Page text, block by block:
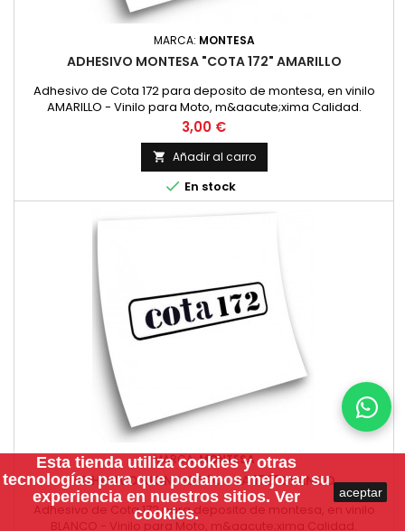
MARCA: MONTESA
ADHESIVO MONTESA "COTA 172" AMARILLO
Adhesivo de Cota 172 para deposito de montesa, en vinilo
AMARILLO - Vinilo para Moto, m&aacute;xima Calidad.
Precio
3,00 €
 Añadir al carro
 En stock
MARCA:MONTESA
ADHESIVO MONTESA "COTA 172" BLANCO
Adhesivo de Cota 172 para deposito de montesa, en vinilo
BLANCO - Vinilo para Moto, m&aacute;xima Calidad.
Esta tienda utilizacookiesy otras
tecnologías para que podamos mejorar su
experiencia en nuestros sitios. Ver
cookies.
aceptar